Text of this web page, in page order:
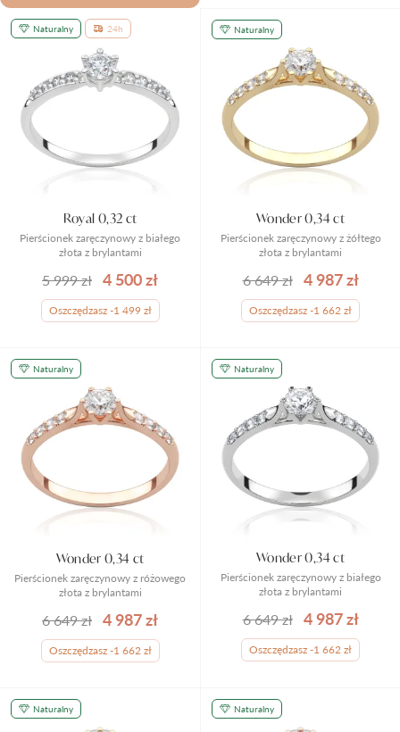
Naturalny 24h
Pierścionek zaręczynowy z białego
złota z brylantami
Royal 0,32 ct
5 999 zł 4 500 zł
Oszczędzasz -1 499 zł
Naturalny
Pierścionek zaręczynowy z żółtego
złota z brylantami
Wonder 0,34 ct
6 649 zł 4 987 zł
Oszczędzasz -1 662 zł
Naturalny
Pierścionek zaręczynowy z różowego
złota z brylantami
Wonder 0,34 ct
6 649 zł 4 987 zł
Oszczędzasz -1 662 zł
Naturalny
Pierścionek zaręczynowy z białego
złota z brylantami
Wonder 0,34 ct
6 649 zł 4 987 zł
Oszczędzasz -1 662 zł
Naturalny Naturalny